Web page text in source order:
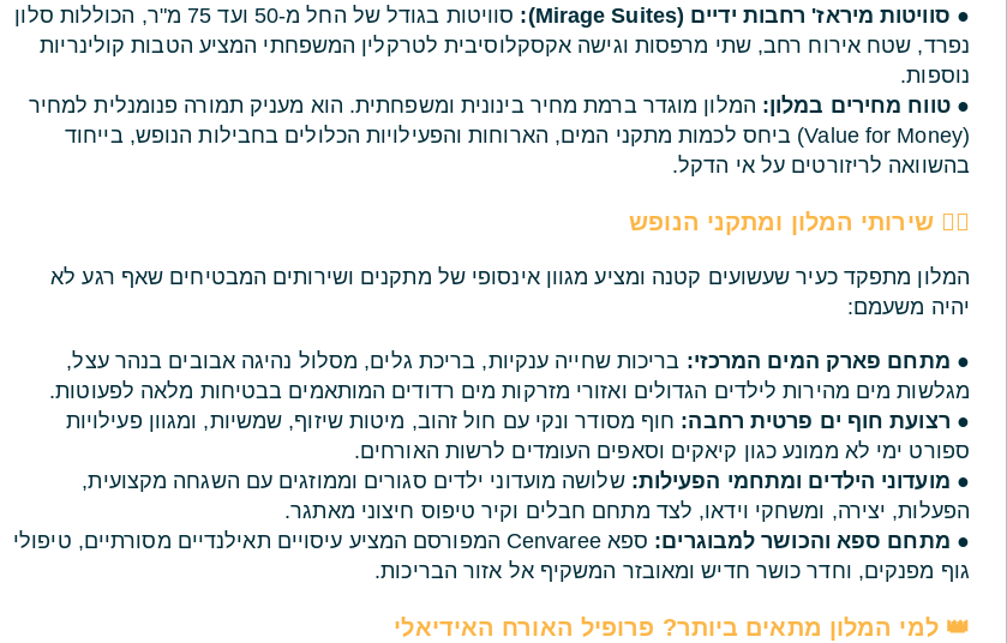
● סוויטות מיראז' רחבות ידיים (Mirage Suites):
סוויטות בגודל של החל מ-50 ועד 75 מ"ר, הכוללות סלון
נפרד, שטח אירוח רחב, שתי מרפסות וגישה אקסקלוסיבית לטרקלין המשפחתי המציע הטבות קולינריות
נוספות.
●טווח מחירים במלון: המלון מוגדר ברמת מחיר בינונית ומשפחתית. הוא מעניק תמורה פנומנלית למחיר
(Value for Money) ביחס לכמות מתקני המים, הארוחות והפעילויות הכלולים בחבילות הנופש, בייחוד
בהשוואה לריזורטים על אי הדקל.
🏊‍♂️ שירותי המלון ומתקני הנופש
המלון מתפקד כעיר שעשועים קטנה ומציע מגוון אינסופי של מתקנים ושירותים המבטיחים שאף רגע לא
יהיה משעמם:
● מתחם פארק המים המרכזי: בריכות שחייה ענקיות, בריכת גלים, מסלול נהיגה אבובים בנהר עצל,
מגלשות מים מהירות לילדים הגדולים ואזורי מזרקות מים רדודים המותאמים בבטיחות מלאה לפעוטות.
● רצועת חוף ים פרטית רחבה: חוף מסודר ונקי עם חול זהוב, מיטות שיזוף, שמשיות, ומגוון פעילויות
ספורט ימי לא ממונע כגון קיאקים וסאפים העומדים לרשות האורחים.
● מועדוני הילדים ומתחמי הפעילות: שלושה מועדוני ילדים סגורים וממוזגים עם השגחה מקצועית,
הפעלות, יצירה, ומשחקי וידאו, לצד מתחם חבלים וקיר טיפוס חיצוני מאתגר.
● מתחם ספא והכושר למבוגרים:
ספא Cenvaree המפורסם המציע עיסויים תאילנדיים מסורתיים, טיפולי
גוף מפנקים, וחדר כושר חדיש ומאובזר המשקיף אל אזור הבריכות.
👑 למי המלון מתאים ביותר? פרופיל האורח האידיאלי